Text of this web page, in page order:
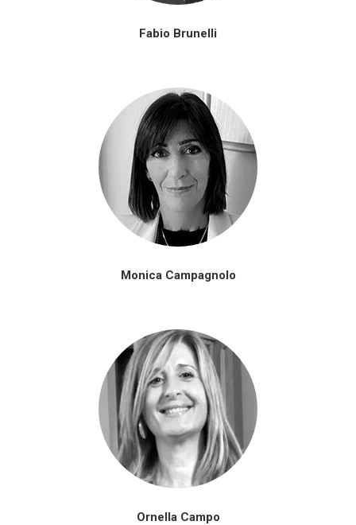
Fabio Brunelli
Monica Campagnolo
Ornella Campo